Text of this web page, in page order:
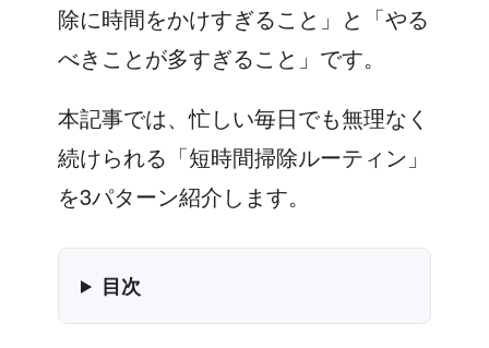
除に時間をかけすぎること」と「やる
べきことが多すぎること」です。
本記事では、忙しい毎日でも無理なく
続けられる「短時間掃除ルーティン」
を3パターン紹介します。
目次